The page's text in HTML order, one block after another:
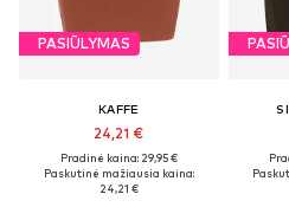
PASIŪLYMAS
KAFFE
24,21 €
Pradinė kaina: 29,95 €
Paskutinė mažiausia kaina:
24,21 €